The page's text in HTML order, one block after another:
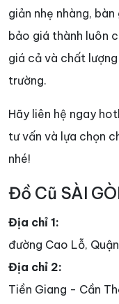
giản nhẹ nhàng,
bảo giá thành luôn
giá cả và chất
trường.
Hãy liên hệ ngay
tư vấn và lựa chọn
nhé!
Đồ Cũ SÀI
Địa chỉ 1:
đường Cao Lỗ,
Địa chỉ 2:
Tiền Giang - Cần